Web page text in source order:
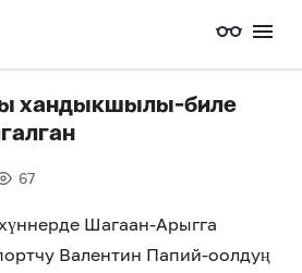
хандыкшылы-биле
67
Шагаан-Арыгга
Валентин Папий-оолдуң